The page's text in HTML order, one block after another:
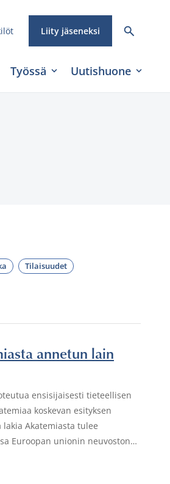
Liity jäseneksi
Työssä Uutishuone
Tilaisuudet
annetun lain
ensisijaisesti tieteellisen
koskevan esityksen
Akatemiasta tulee
Euroopan unionin neuvoston…